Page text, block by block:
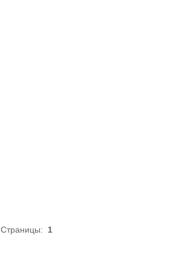
Страницы: 1